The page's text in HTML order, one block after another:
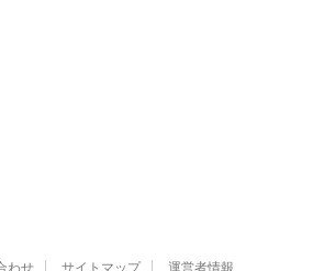
わせ サイトマップ 運営者情報